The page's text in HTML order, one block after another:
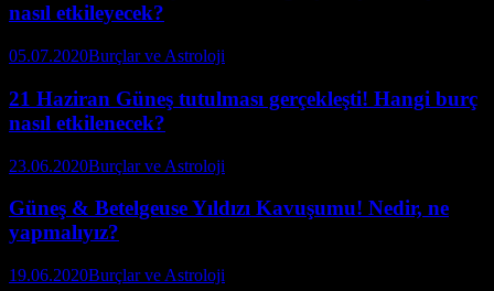
nasıl etkileyecek?
05.07.2020Burçlar ve Astroloji
21 Haziran Güneş tutulması gerçekleşti! Hangi burç
nasıl etkilenecek?
23.06.2020Burçlar ve Astroloji
Güneş & Betelgeuse Yıldızı Kavuşumu! Nedir, ne
yapmalıyız?
19.06.2020Burçlar ve Astroloji